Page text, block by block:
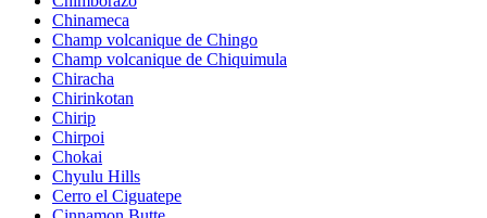
Chinameca
Champ volcanique de Chingo
Champ volcanique de Chiquimula
Chiracha
Chirinkotan
Chirip
Chirpoi
Chokai
Chyulu Hills
Cerro el Ciguatepe